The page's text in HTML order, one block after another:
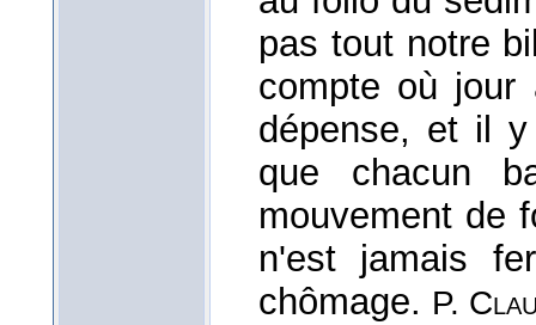
pas tout notre
compte où
dépense, et il
que chacun
mouvement de
n'est jamais
chômage. P.